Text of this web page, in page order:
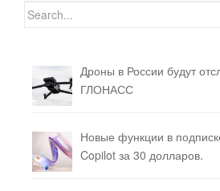
Search for:
Дроны в России будут
ГЛОНАСС
Новые функции в
Copilot за 30 долларов.